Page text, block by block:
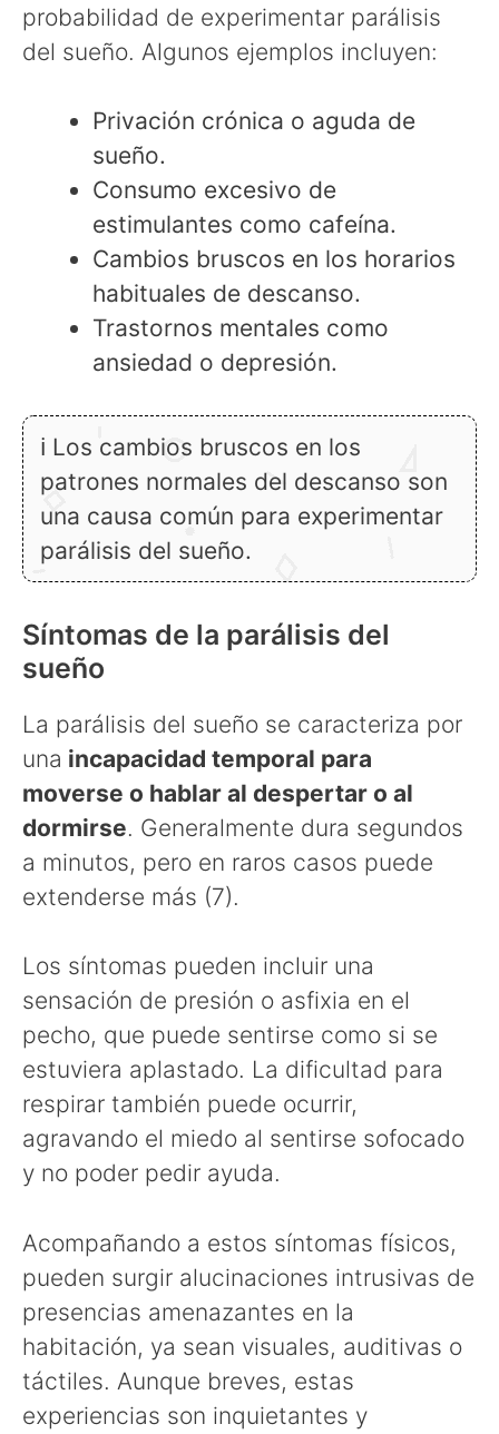
probabilidad de experimentar parálisis
del sueño. Algunos ejemplos incluyen:
Privación crónica o aguda de
sueño.
Consumo excesivo de
estimulantes como cafeína.
Cambios bruscos en los horarios
habituales de descanso.
Trastornos mentales como
ansiedad o depresión.
ℹ Los cambios bruscos en los
patrones normales del descanso son
una causa común para experimentar
parálisis del sueño.
Síntomas de la parálisis del
sueño
La parálisis del sueño se caracteriza por
una incapacidad temporal para
moverse o hablar al despertar o al
dormirse. Generalmente dura segundos
a minutos, pero en raros casos puede
extenderse más (7).
Los síntomas pueden incluir una
sensación de presión o asfixia en el
pecho, que puede sentirse como si se
estuviera aplastado. La dificultad para
respirar también puede ocurrir,
agravando el miedo al sentirse sofocado
y no poder pedir ayuda.
Acompañando a estos síntomas físicos,
pueden surgir alucinaciones intrusivas de
presencias amenazantes en la
habitación, ya sean visuales, auditivas o
táctiles. Aunque breves, estas
experiencias son inquietantes y